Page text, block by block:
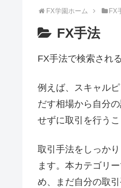
FX学園ホーム FX
FX手法
FX手法で検索され
例えば、スキャル
だす相場から自分
せずに取引を行う
取引手法をしっか
ます。本カテゴリ
め、まだ自分の取